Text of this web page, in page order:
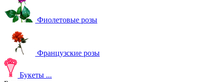
Фиолетовые розы
Французские розы
Букеты ...